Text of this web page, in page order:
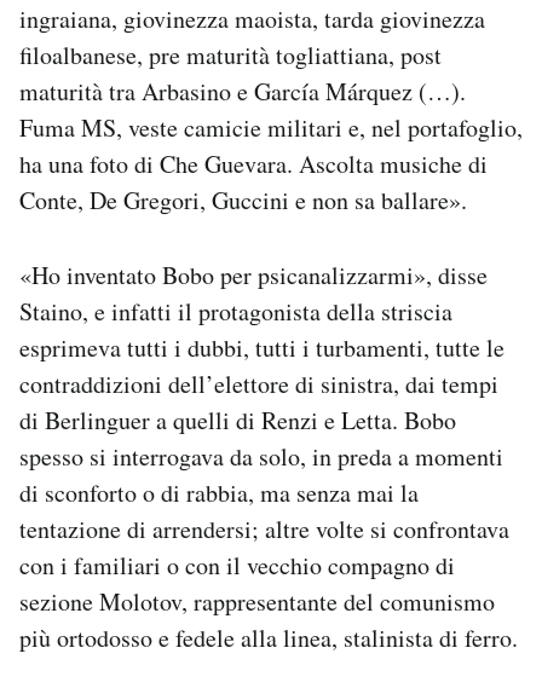
ingraiana, giovinezza maoista, tarda giovinezza
filoalbanese, pre maturità togliattiana, post
maturità tra Arbasino e García Márquez (…).
Fuma MS, veste camicie militari e, nel portafoglio,
ha una foto di Che Guevara. Ascolta musiche di
Conte, De Gregori, Guccini e non sa ballare».
«Ho inventato Bobo per psicanalizzarmi», disse
Staino, e infatti il protagonista della striscia
esprimeva tutti i dubbi, tutti i turbamenti, tutte le
contraddizioni dell’elettore di sinistra, dai tempi
di Berlinguer a quelli di Renzi e Letta. Bobo
spesso si interrogava da solo, in preda a momenti
di sconforto o di rabbia, ma senza mai la
tentazione di arrendersi; altre volte si confrontava
con i familiari o con il vecchio compagno di
sezione Molotov, rappresentante del comunismo
più ortodosso e fedele alla linea, stalinista di ferro.